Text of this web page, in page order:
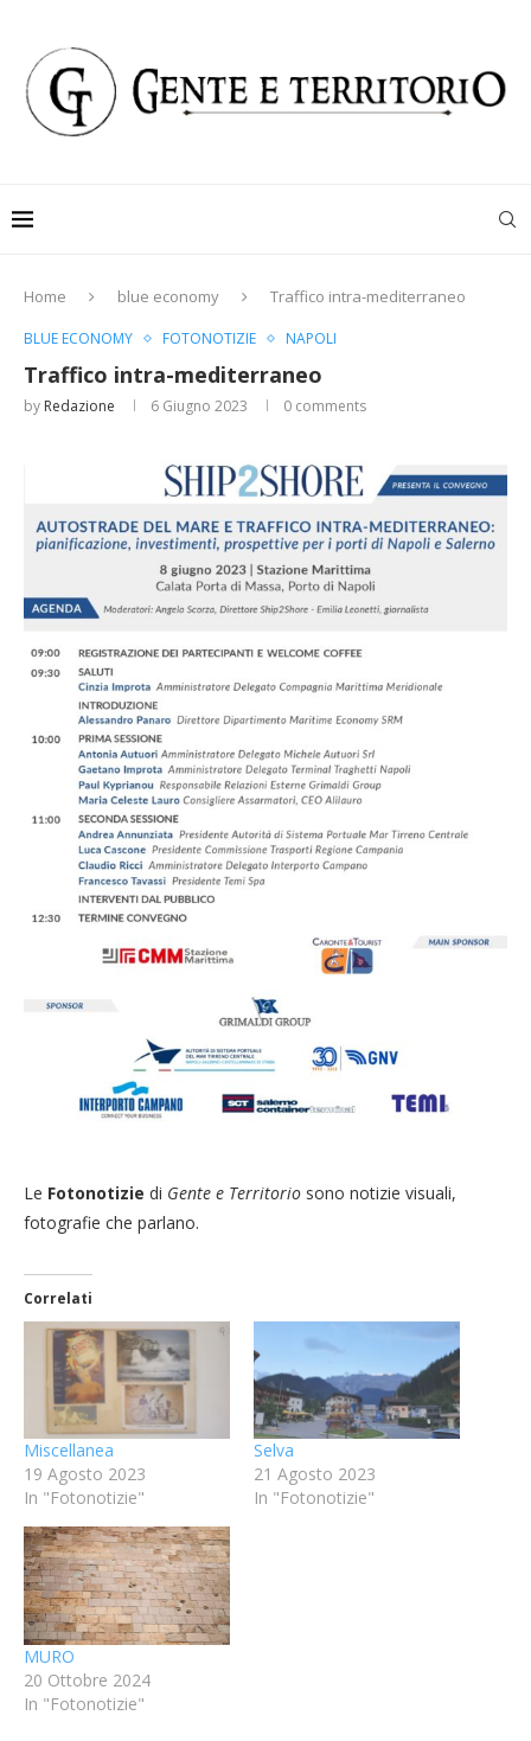
Home blue economy Traffico intra-mediterraneo
BLUE ECONOMY FOTONOTIZIE NAPOLI
Traffico intra-mediterraneo
by Redazione 6 Giugno 2023 0 comments
Le Fotonotizie di Gente e Territorio sono notizie visuali,
fotografie che parlano.
Correlati
Miscellanea
19 Agosto 2023
In "Fotonotizie"
Selva
21 Agosto 2023
In "Fotonotizie"
MURO
20 Ottobre 2024
In "Fotonotizie"